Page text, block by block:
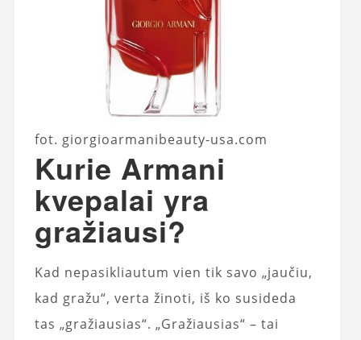
fot. giorgioarmanibeauty-usa.com
Kurie Armani
kvepalai yra
gražiausi?
Kad nepasikliautum vien tik savo „jaučiu,
kad gražu“, verta žinoti, iš ko susideda
tas „gražiausias“. „Gražiausias“ – tai